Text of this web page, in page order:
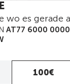
wo es gerade
AT77 6000
100€